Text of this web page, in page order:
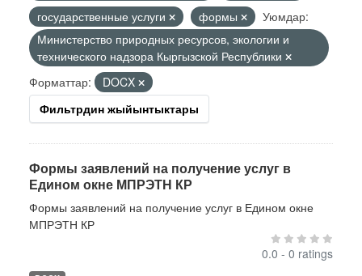
государственные услуги
формы
Уюмдар:
Министерство природных ресурсов, экологии и
технического надзора Кыргызской Республики
Форматтар:
DOCX
Фильтрдин жыйынтыктары
Формы заявлений на получение услуг в
Едином окне МПРЭТН КР
Формы заявлений на получение услуг в Едином окне
МПРЭТН КР
0.0 - 0 ratings